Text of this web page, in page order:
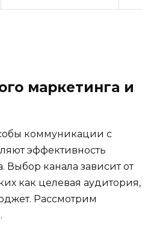
маркетинга и
коммуникации с
эффективность
Выбор канала зависит от
как целевая аудитория,
Рассмотрим